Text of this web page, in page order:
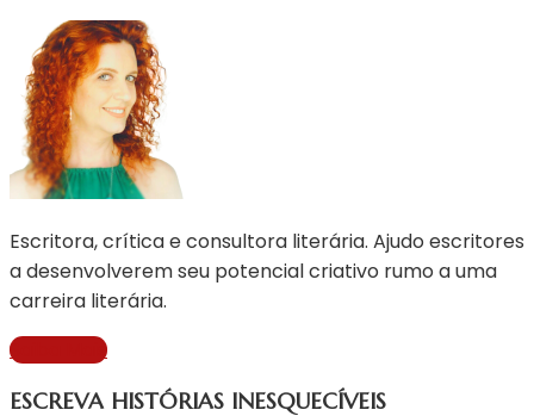
Escritora, crítica e consultora literária. Ajudo escritores
a desenvolverem seu potencial criativo rumo a uma
carreira literária.
Saiba Mais
ESCREVA HISTÓRIAS INESQUECÍVEIS